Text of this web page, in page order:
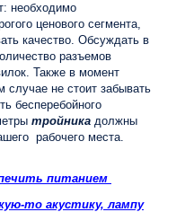
необходимо
ценового сегмента,
качество. Обсуждать в
разъемов
Также в момент
случае не стоит забывать
бесперебойного
тройника должны
рабочего места.
питанием
то акустику, лампу